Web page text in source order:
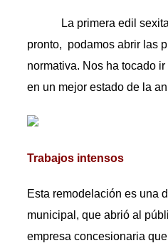
La primera edil sexitano
pronto, podamos abrir las
normativa. Nos ha tocado
en un mejor estado de la
Trabajos intensos
Esta remodelación es una
municipal, que abrió al
empresa concesionaria